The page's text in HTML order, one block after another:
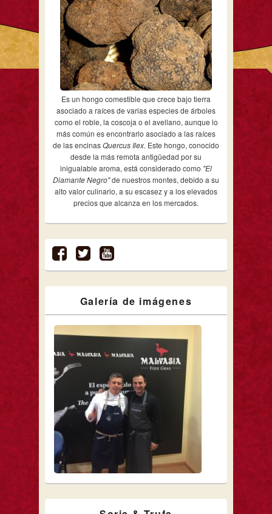
Es un hongo comestible que crece bajo tierra
asociado a raíces de varias especies de árboles
como el roble, la coscoja o el avellano, aunque lo
más común es encontrarlo asociado a las raíces
de las encinasQuercus Ilex. Este hongo, conocido
desde la más remota antigüedad por su
inigualable aroma, está considerado como "El
Diamante Negro"de nuestros montes, debido a su
alto valor culinario, a su escasez y a los elevados
precios que alcanza en los mercados.
Galería de imágenes